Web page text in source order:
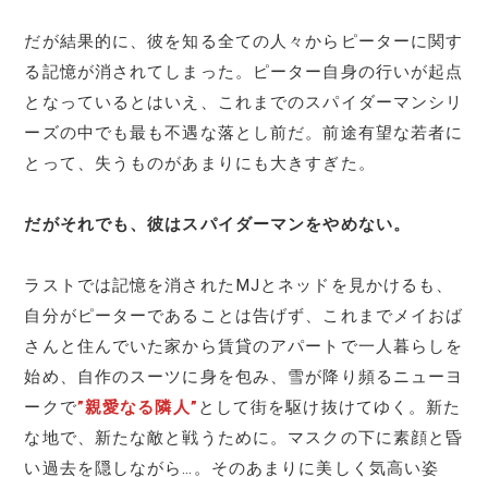
だが結果的に、彼を知る全ての人々からピーターに関す
る記憶が消されてしまった。ピーター自身の行いが起点
となっているとはいえ、これまでのスパイダーマンシリ
ーズの中でも最も不遇な落とし前だ。前途有望な若者に
とって、失うものがあまりにも大きすぎた。
だがそれでも、彼はスパイダーマンをやめない。
ラストでは記憶を消されたMJとネッドを見かけるも、
自分がピーターであることは告げず、これまでメイおば
さんと住んでいた家から賃貸のアパートで一人暮らしを
始め、自作のスーツに身を包み、雪が降り頻るニューヨ
ークで”親愛なる隣人” として街を駆け抜けてゆく。新た
な地で、新たな敵と戦うために。マスクの下に素顔と昏
い過去を隠しながら…。そのあまりに美しく気高い姿